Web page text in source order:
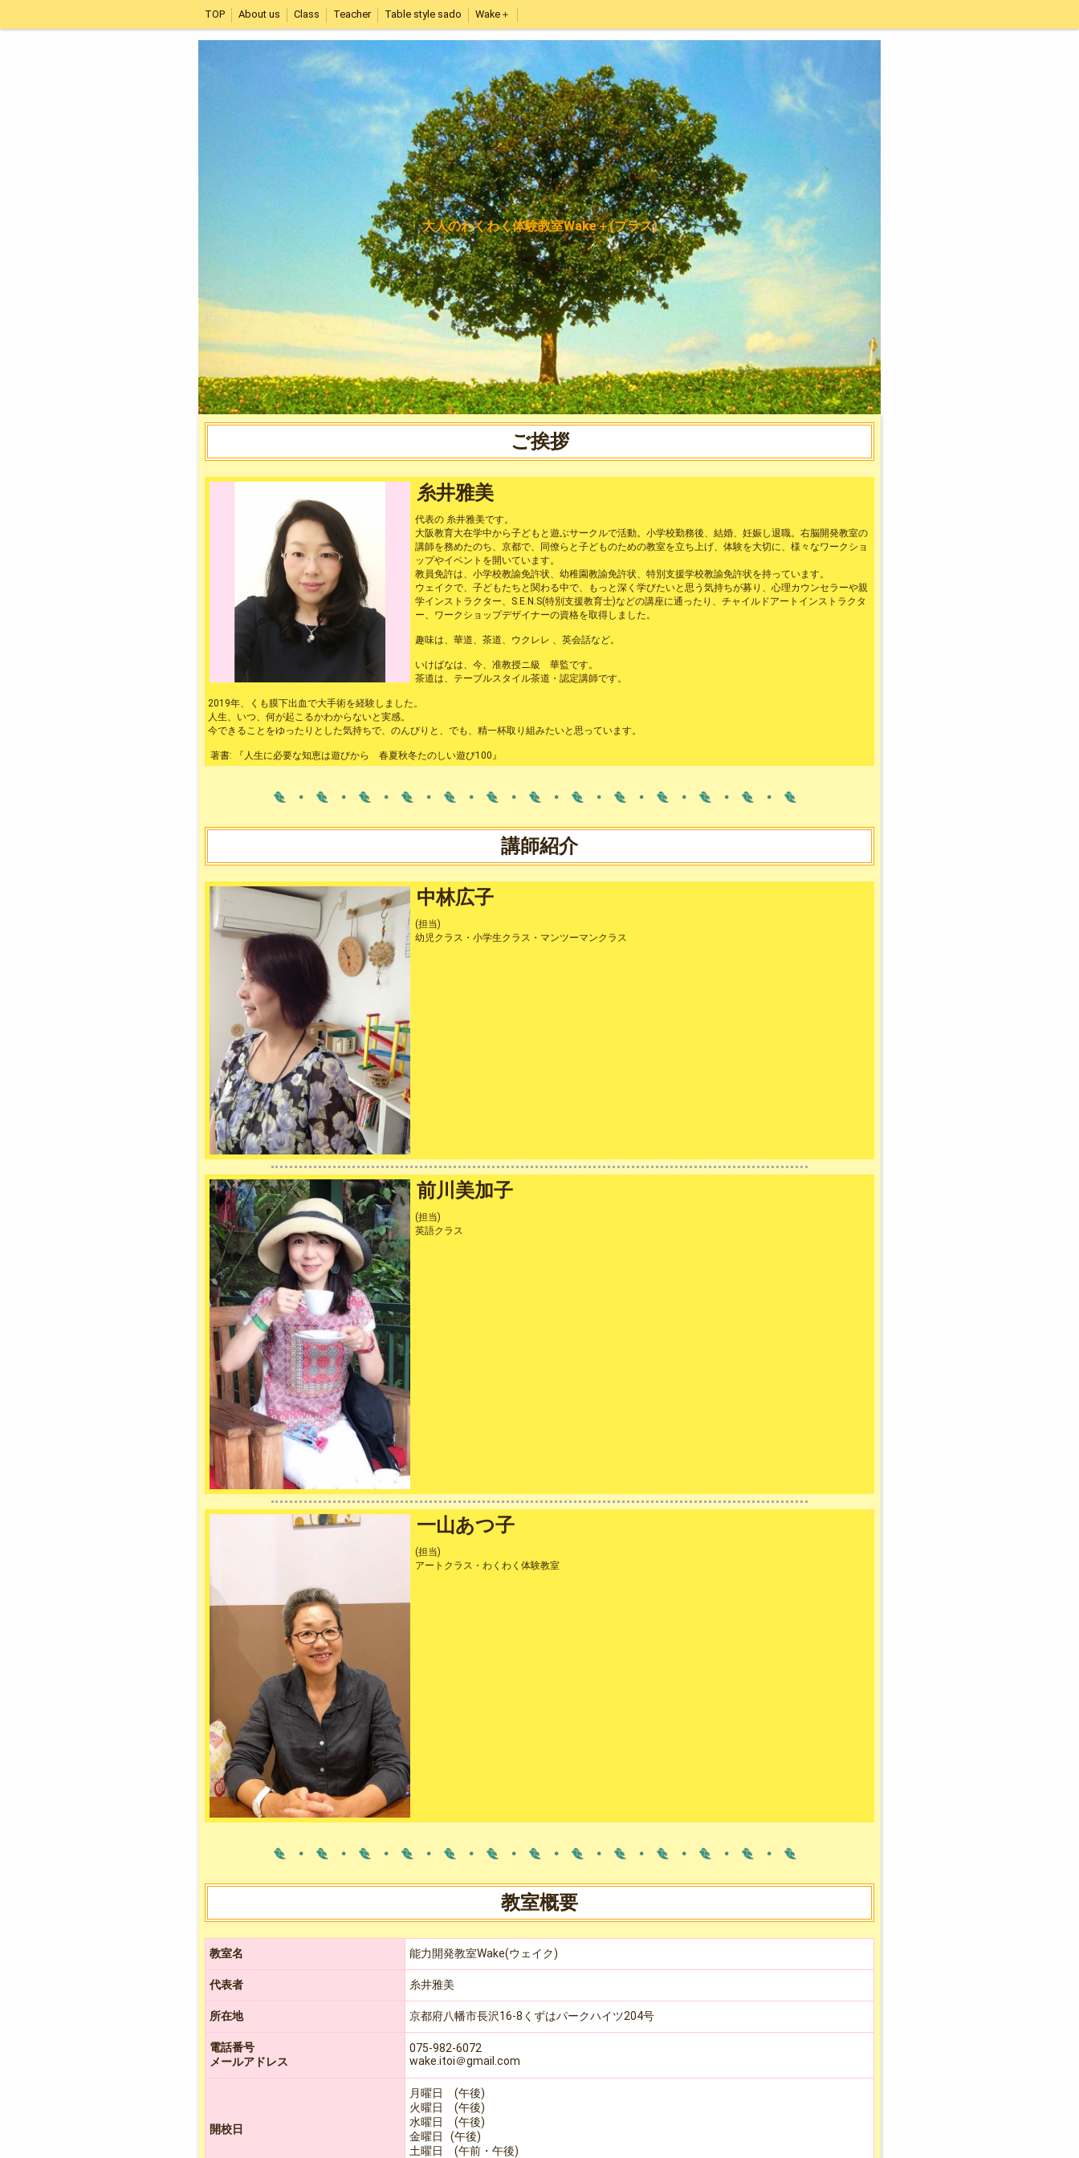
TOP About us Class Teacher Table style sado Wake＋
大人のわくわく体験教室Wake＋(プラス)
ご挨拶
糸井雅美
代表の 糸井雅美です。
大阪教育大在学中から子どもと遊ぶサークルで活動。小学校勤務後、結婚、妊娠し退職。右脳開発教室の
講師を務めたのち、京都で、同僚らと子どものための教室を立ち上げ、体験を大切に、様々なワークショ
ップやイベントを開いています。
教員免許は、小学校教諭免許状、幼稚園教諭免許状、特別支援学校教諭免許状を持っています。
ウェイクで、子どもたちと関わる中で、もっと深く学びたいと思う気持ちが募り、心理カウンセラーや親
学インストラクター、S.E.N.S(特別支援教育士)などの講座に通ったり、チャイルドアートインストラクタ
ー、ワークショップデザイナーの資格を取得しました。
趣味は、華道、茶道、ウクレレ 、英会話など。
いけばなは、今、准教授ニ級 華監です。
茶道は、テーブルスタイル茶道・認定講師です。
2019年、くも膜下出血で大手術を経験しました。
人生、いつ、何が起こるかわからないと実感。
今できることをゆったりとした気持ちで、のんびりと、でも、精一杯取り組みたいと思っています。
著書: 『人生に必要な知恵は遊びから 春夏秋冬たのしい遊び100』
講師紹介
中林広子
(担当)
幼児クラス・小学生クラス・マンツーマンクラス
前川美加子
(担当)
英語クラス
一山あつ子
(担当)
アートクラス・わくわく体験教室
教室概要
教室名 能力開発教室Wake(ウェイク)
代表者 糸井雅美
所在地 京都府八幡市長沢16-8くずはパークハイツ204号
電話番号
メールアドレス
075-982-6072
wake.itoi＠gmail.com
開校日
月曜日 (午後)
火曜日 (午後)
水曜日 (午後)
金曜日 (午後)
土曜日 (午前・午後)